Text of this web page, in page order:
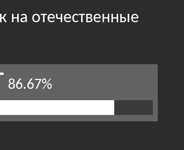
на отечественные
86.67%